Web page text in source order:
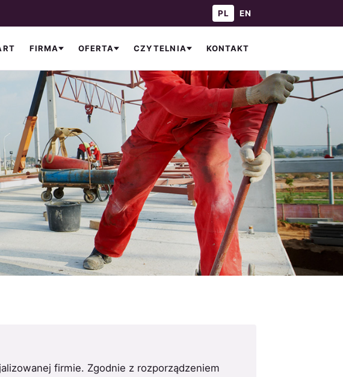
PL — Polski
EN— English
FIRMA OFERTA CZYTELNIA KONTAKT
firmie. Zgodnie z rozporządzeniem